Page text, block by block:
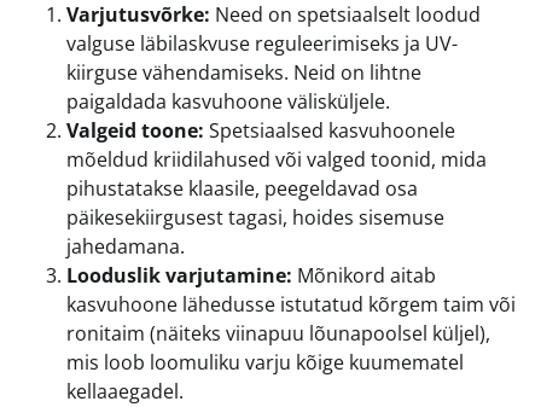
Varjutusvõrke: Need on spetsiaalselt loodud
valguse läbilaskvuse reguleerimiseks ja UV-
kiirguse vähendamiseks. Neid on lihtne
paigaldada kasvuhoone välisküljele.
Valgeid toone: Spetsiaalsed kasvuhoonele
mõeldud kriidilahused või valged toonid, mida
pihustatakse klaasile, peegeldavad osa
päikesekiirgusest tagasi, hoides sisemuse
jahedamana.
Looduslik varjutamine: Mõnikord aitab
kasvuhoone lähedusse istutatud kõrgem taim või
ronitaim (näiteks viinapuu lõunapoolsel küljel),
mis loob loomuliku varju kõige kuumematel
kellaaegadel.